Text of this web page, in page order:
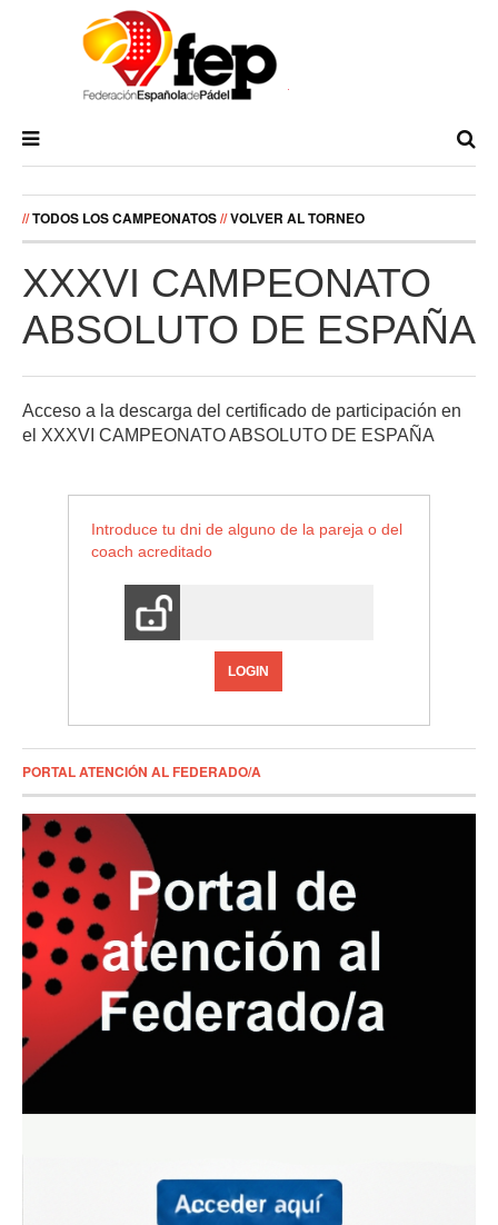
//TODOS LOS CAMPEONATOS//VOLVER AL TORNEO
XXXVI CAMPEONATO
ABSOLUTO DE ESPAÑA
Acceso a la descarga del certificado de participación en
el XXXVI CAMPEONATO ABSOLUTO DE ESPAÑA
Introduce tu dni de alguno de la pareja o del
coach acreditado
LOGIN
PORTAL ATENCIÓN AL FEDERADO/A